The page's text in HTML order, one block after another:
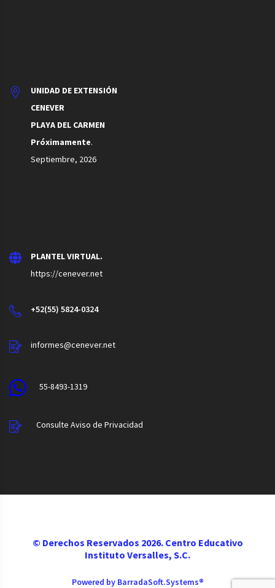
UNIDAD DE EXTENSIÓN
CENEVER
PLAYA DEL CARMEN
Próximamente.
Septiembre, 2026
PLANTEL VIRTUAL.
https://cenever.net
+52(55) 5824-0324
informes@cenever.net
55-8493-1319
Consulte Aviso de Privacidad
© Derechos Reservados 2026. Centro Educativo
Instituto Versalles, S.C.
Powered by BarradaSoft.Systems®